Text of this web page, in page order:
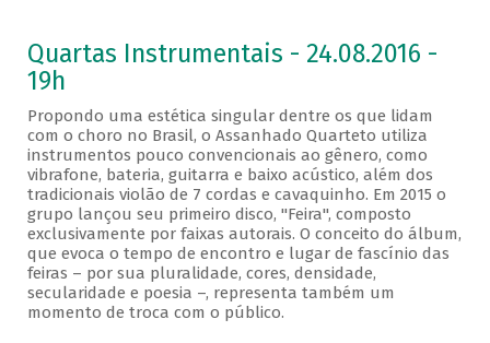
Quartas Instrumentais - 24.08.2016 -
19h
Propondo uma estética singular dentre os que lidam
com o choro no Brasil, o Assanhado Quarteto utiliza
instrumentos pouco convencionais ao gênero, como
vibrafone, bateria, guitarra e baixo acústico, além dos
tradicionais violão de 7 cordas e cavaquinho. Em 2015 o
grupo lançou seu primeiro disco, "Feira", composto
exclusivamente por faixas autorais. O conceito do álbum,
que evoca o tempo de encontro e lugar de fascínio das
feiras – por sua pluralidade, cores, densidade,
secularidade e poesia –, representa também um
momento de troca com o público.